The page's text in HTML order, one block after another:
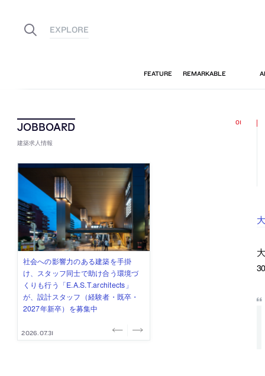
建築求人情報
古民家を軸に全国で“価値循環の仕組
み”を作り、リモートワーク主体の働
き方を実践する「株式会社つぎと」
が、設計スタッフ（経験者・既卒）
を募集中
2026.08.03
リノベる株式会社が、設計パートナ
ー (業務委託) を募集中
2026.08.03
社会への影響力のある建築を手掛
け、スタッフ同士で助け合う環境づ
くりも行う「E.A.S.T.architects」
が、設計スタッフ（経験者・既卒・
2027年新卒）を募集中
2026.07.31
代官山を拠点に活動する「梅澤竜也 /
ALA INC.」が、設計スタッフ・アル
バイト・事務職を募集中
2026.07.30
住宅や共同住宅などを手掛け、“合理
的でシンプルなデザイン”を志向する
「PANDA：山本浩三建築設計事務
所」が、設計スタッフ（経験者・既
卒・2027年新卒）を募集中
2026.07.29